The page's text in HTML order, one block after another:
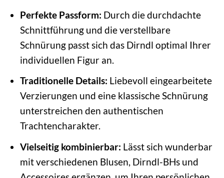
Perfekte Passform: Durch die durchdachte
Schnittführung und die verstellbare
Schnürung passt sich das Dirndl optimal Ihrer
individuellen Figur an.
Traditionelle Details: Liebevoll eingearbeitete
Verzierungen und eine klassische Schnürung
unterstreichen den authentischen
Trachtencharakter.
Vielseitig kombinierbar: Lässt sich wunderbar
mit verschiedenen Blusen, Dirndl-BHs und